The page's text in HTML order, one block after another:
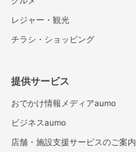
レジャー・観光
チラシ・ショッピング
提供サービス
おでかけ情報メディアaumo
ビジネスaumo
店舗・施設支援サービスのご案内